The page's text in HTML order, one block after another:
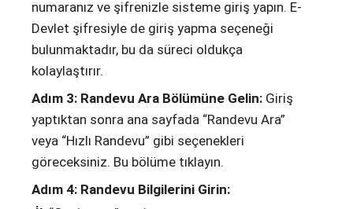
numaranız ve şifrenizle sisteme giriş yapın. E-
Devlet şifresiyle de giriş yapma seçeneği
bulunmaktadır, bu da süreci oldukça
kolaylaştırır.
Adım 3: Randevu Ara Bölümüne Gelin: Giriş
yaptıktan sonra ana sayfada “Randevu Ara”
veya “Hızlı Randevu” gibi seçenekleri
göreceksiniz. Bu bölüme tıklayın.
Adım 4: Randevu Bilgilerini Girin: